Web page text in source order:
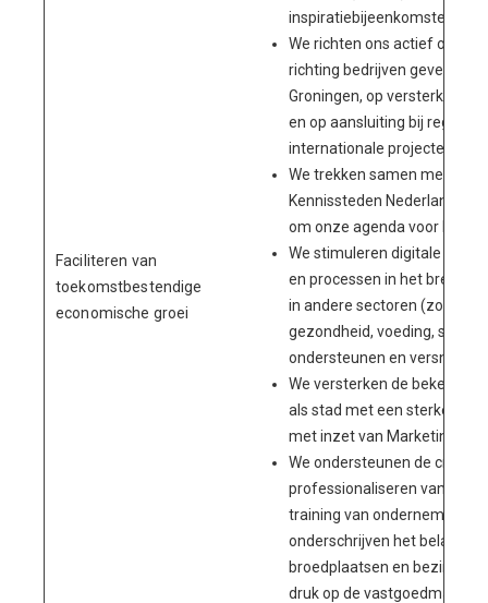
Faciliteren van
toekomstbestendige
economische groei
inspiratiebijeenkomsten
We richten ons actief op
richting bedrijven gevestigd
Groningen, op versterking
en op aansluiting bij
internationale projecten en
We trekken samen met de
Kennissteden Nederland
om onze agenda voor het
We stimuleren digitale
en processen in het brede
in andere sectoren (zoals
gezondheid, voeding,
ondersteunen en versnellen.
We versterken de
als stad met een sterke
met inzet van Marketing
We ondersteunen de
professionaliseren van de
training van
onderschrijven het belang
broedplaatsen en bezinnen
druk op de vastgoedmarkt